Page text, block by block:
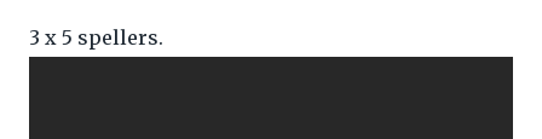
3 x 5 spellers.